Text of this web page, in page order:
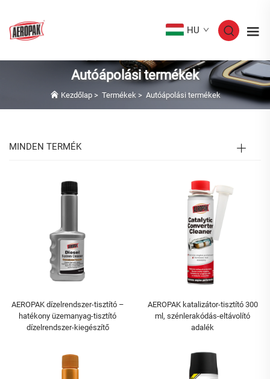
HU
Autóápolási termékek
Kezdőlap> Termékek> Autóápolási termékek
MINDEN TERMÉK
AEROPAK dízelrendszer-tisztító –
hatékony üzemanyag-tisztító
dízelrendszer-kiegészítő
AEROPAK katalizátor-tisztító 300
ml, szénlerakódás-eltávolító
adalék